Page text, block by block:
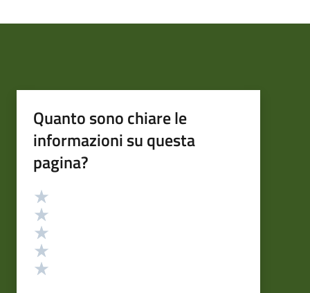
Quanto sono chiare le
informazioni su questa
pagina?
Valutazione